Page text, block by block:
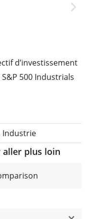
d’investissement
500 Industrials
Industrie
aller plus loin